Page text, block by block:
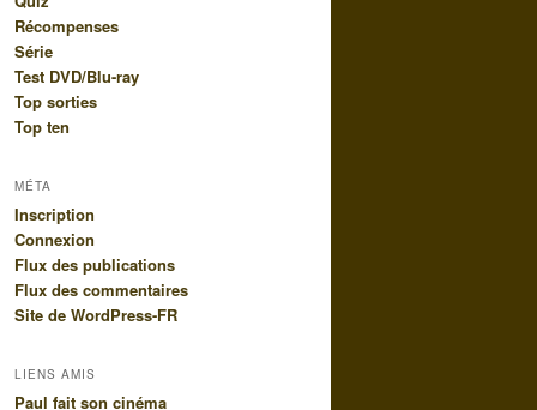
Récompenses
Série
Test DVD/Blu-ray
Top sorties
Top ten
MÉTA
Inscription
Connexion
Flux des publications
Flux des commentaires
Site de WordPress-FR
LIENS AMIS
Paul fait son cinéma